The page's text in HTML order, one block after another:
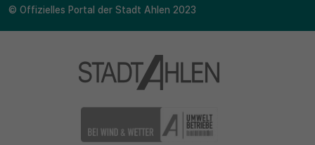
© Offizielles Portal der Stadt Ahlen 2023